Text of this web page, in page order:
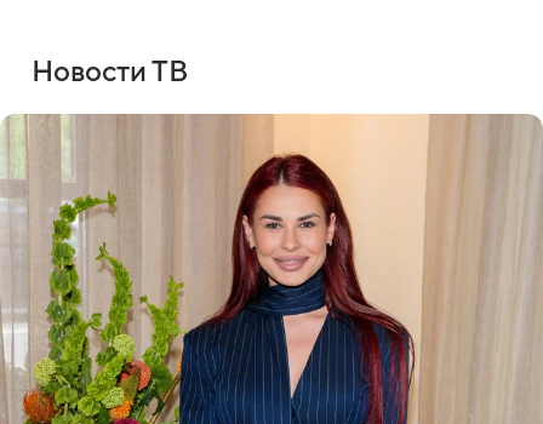
Новости ТВ